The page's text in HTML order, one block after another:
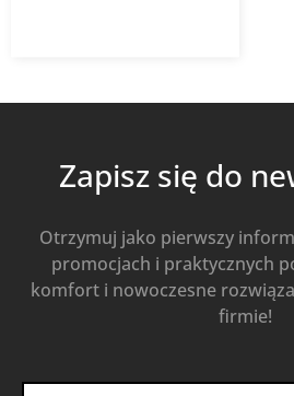
Zapisz się do
Otrzymuj jako pierwszy
promocjach i praktycznych
komfort i nowoczesne
firmie!